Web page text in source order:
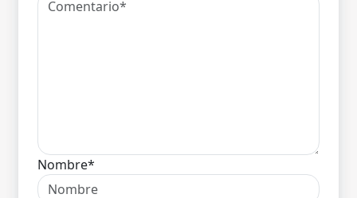
Nombre*